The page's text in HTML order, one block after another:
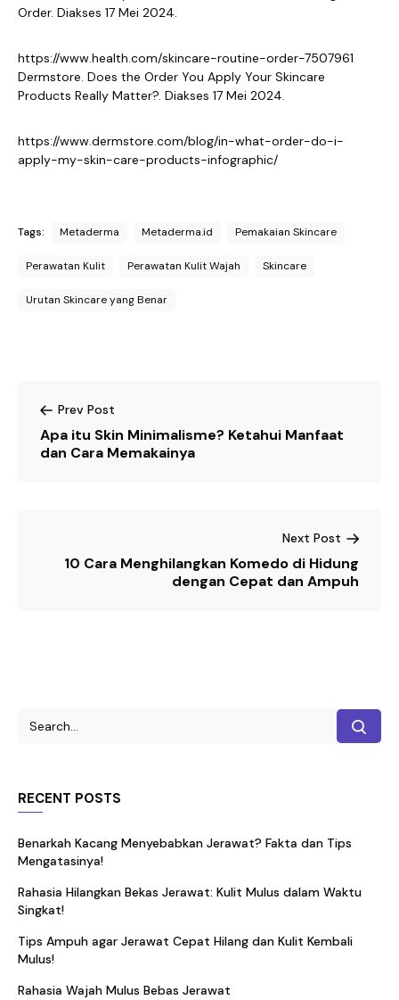
Order. Diakses 17 Mei 2024.
https://www.health.com/skincare-routine-order-7507961
Dermstore. Does the Order You Apply Your Skincare
Products Really Matter?. Diakses 17 Mei 2024.
https://www.dermstore.com/blog/in-what-order-do-i-
apply-my-skin-care-products-infographic/
Tags: Metaderma Metaderma.id Pemakaian Skincare
Perawatan Kulit Perawatan Kulit Wajah Skincare
Urutan Skincare yang Benar
Prev Post
Apa itu Skin Minimalisme? Ketahui Manfaat
dan Cara Memakainya
Next Post
10 Cara Menghilangkan Komedo di Hidung
dengan Cepat dan Ampuh
RECENT POSTS
Benarkah Kacang Menyebabkan Jerawat? Fakta dan Tips
Mengatasinya!
Rahasia Hilangkan Bekas Jerawat: Kulit Mulus dalam Waktu
Singkat!
Tips Ampuh agar Jerawat Cepat Hilang dan Kulit Kembali
Mulus!
Rahasia Wajah Mulus Bebas Jerawat